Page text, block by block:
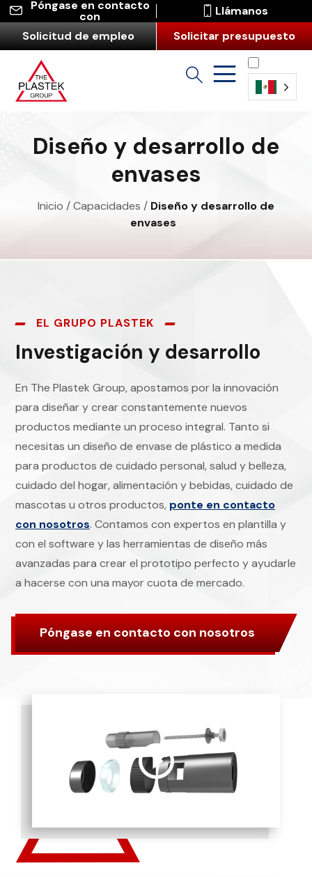
Póngase en contacto
con
Llámanos
Solicitud de empleo
Solicitar presupuesto
(América
Diseño y desarrollo de
envases
Inicio /Capacidades / Diseño y desarrollo de
envases
EL GRUPO PLASTEK
Investigación y desarrollo
En The Plastek Group, apostamos por la innovación
para diseñar y crear constantemente nuevos
productos mediante un proceso integral. Tanto si
necesitas un diseño de envase de plástico a medida
para productos de cuidado personal, salud y belleza,
cuidado del hogar, alimentación y bebidas, cuidado de
mascotas u otros productos, ponte en contacto
con nosotros. Contamos con expertos en plantilla y
con el software y las herramientas de diseño más
avanzadas para crear el prototipo perfecto y ayudarle
a hacerse con una mayor cuota de mercado.
Póngase en contacto con nosotros